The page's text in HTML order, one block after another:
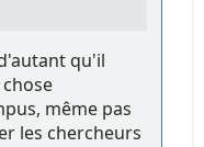
qu'il
même pas
les chercheurs